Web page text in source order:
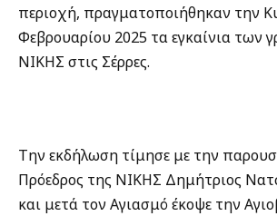
περιοχή, πραγματοποιήθηκαν την
Φεβρουαρίου 2025 τα εγκαίνια των
ΝΙΚΗΣ στις Σέρρες.
Την εκδήλωση τίμησε με την
Πρόεδρος της ΝΙΚΗΣ Δημήτριος
και μετά τον Αγιασμό έκοψε την